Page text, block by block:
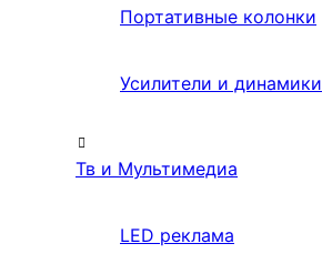
Портативные колонки
Усилители и динамики
Тв и Мультимедиа
LED реклама